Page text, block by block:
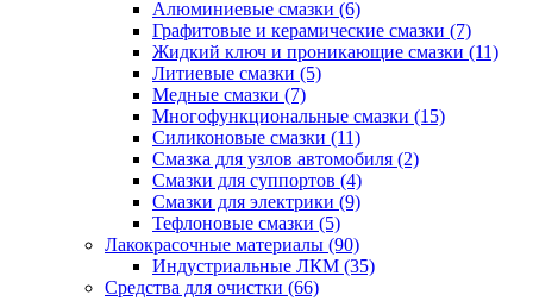
Алюминиевые смазки (6)
Графитовые и керамические смазки (7)
Жидкий ключ и проникающие смазки (11)
Литиевые смазки (5)
Медные смазки (7)
Многофункциональные смазки (15)
Силиконовые смазки (11)
Смазка для узлов автомобиля (2)
Смазки для суппортов (4)
Смазки для электрики (9)
Тефлоновые смазки (5)
Лакокрасочные материалы (90)
Индустриальные ЛКМ (35)
Средства для очистки (66)